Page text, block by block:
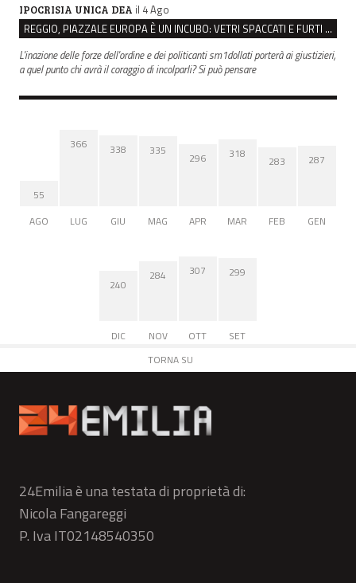
IPOCRISIA UNICA DEA il 4 Ago
REGGIO, PIAZZALE EUROPA È UN INCUBO: VETRI SPACCATI E FURTI SULLE AUTO IN SOSTA
L'inazione delle forze dell'ordine e dei politicanti sm1dollati porterà ai giustizieri,
a quel punto chi avrà il coraggio di incolparli? Si può pensare
55
AGO
366
LUG
338
GIU
335
MAG
296
APR
318
MAR
283
FEB
287
GEN
240
DIC
284
NOV
307
OTT
299
SET
TORNA SU
24Emilia è una testata di proprietà di:
Nicola Fangareggi
P. Iva IT02148540350